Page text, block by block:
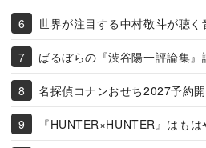
世界が注目する中村敬斗が聴く
ばるぼらの『渋谷陽一評論集』
名探偵コナンおせち2027予約
『HUNTER×HUNTER』はもは